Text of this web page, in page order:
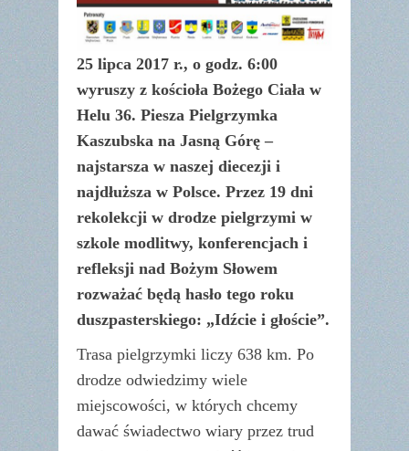
25 lipca 2017 r., o godz. 6:00
wyruszy z kościoła Bożego Ciała w
Helu 36. Piesza Pielgrzymka
Kaszubska na Jasną Górę –
najstarsza w naszej diecezji i
najdłuższa w Polsce. Przez 19 dni
rekolekcji w drodze pielgrzymi w
szkole modlitwy, konferencjach i
refleksji nad Bożym Słowem
rozważać będą hasło tego roku
duszpasterskiego: „Idźcie i głoście”.
Trasa pielgrzymki liczy 638 km. Po
drodze odwiedzimy wiele
miejscowości, w których chcemy
dawać świadectwo wiary przez trud